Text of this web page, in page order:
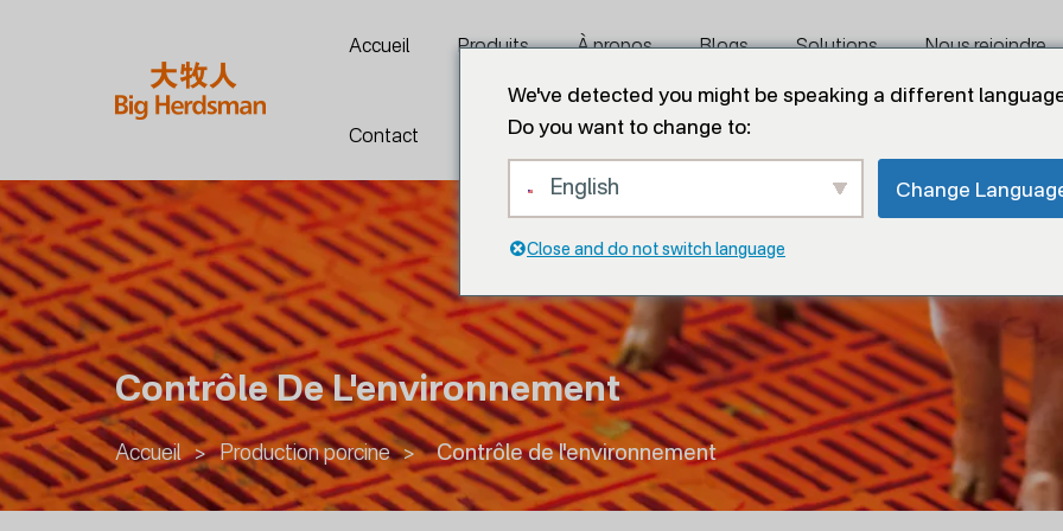
Accueil Produits À propos Blogs Solutions Nous rejoindre
Contact
Contrôle De L'environnement
Accueil > Production porcine > Contrôle de l'environnement
We've detected you might be speaking a different
Do you want to change to:
English Change
Close and do not switch language